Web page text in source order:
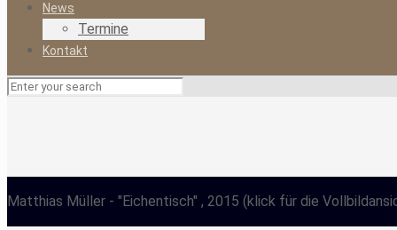
News
Termine
Kontakt
Matthias Müller - "Eichentisch" , 2015 (klick für die